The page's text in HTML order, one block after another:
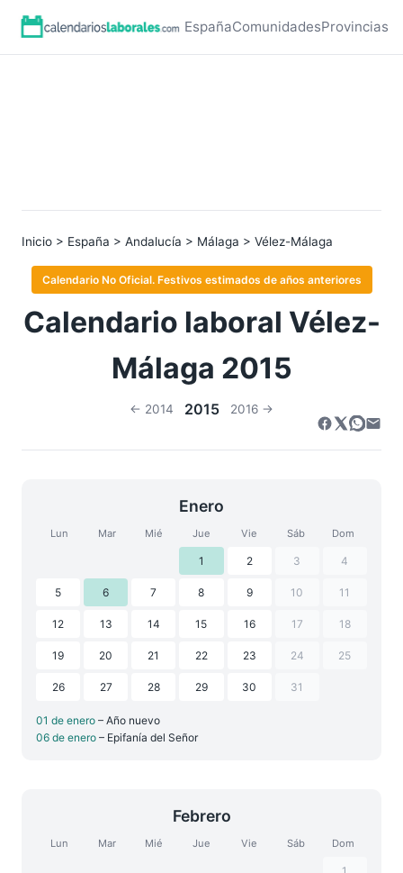
EspañaComunidadesProvincias
Inicio > España > Andalucía > Málaga > Vélez-Málaga
Calendario No Oficial. Festivos estimados de años anteriores
Calendario laboral Vélez-
Málaga 2015
← 2014 2015 2016 →
Enero
Lun Mar Mié Jue Vie Sáb Dom
1 2 3 4
5 6 7 8 9 10 11
12 13 14 15 16 17 18
19 20 21 22 23 24 25
26 27 28 29 30 31
01 de enero – Año nuevo
06 de enero – Epifanía del Señor
Febrero
Lun Mar Mié Jue Vie Sáb Dom